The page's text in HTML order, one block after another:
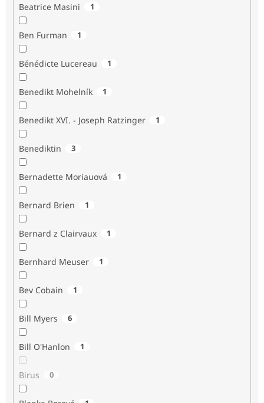
Beatrice Masini 1
Ben Furman 1
Bénédicte Lucereau 1
Benedikt Mohelník 1
Benedikt XVI. - Joseph Ratzinger 1
Benediktin 3
Bernadette Moriauová 1
Bernard Brien 1
Bernard z Clairvaux 1
Bernhard Meuser 1
Bev Cobain 1
Bill Myers 6
Bill O'Hanlon 1
Birus 0